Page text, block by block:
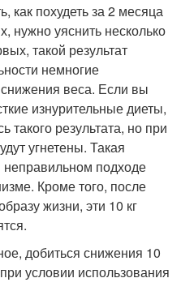
как похудеть за 2 месяца
нужно уяснить несколько
такой результат
немногие
веса. Если вы
изнурительные диеты,
такого результата, но при
угнетены. Такая
неправильном подходе
Кроме того, после
жизни, эти 10 кг
добиться снижения 10
условии использования